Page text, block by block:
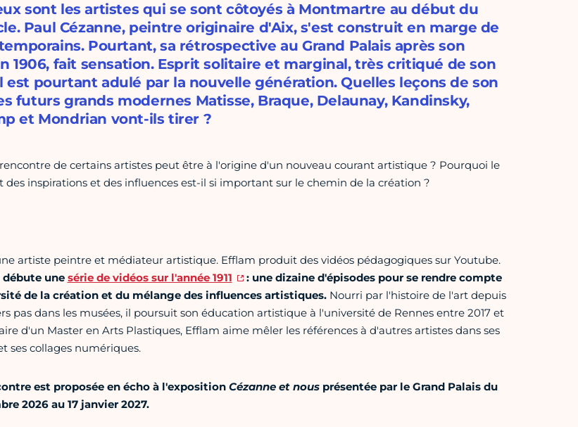
sont les artistes qui se sont côtoyés à Montmartre au début du
Paul Cézanne, peintre originaire d'Aix, s'est construit en marge de
Pourtant, sa rétrospective au Grand Palais après son
1906, fait sensation. Esprit solitaire et marginal, très critiqué de son
est pourtant adulé par la nouvelle génération. Quelles leçons de son
futurs grands modernes Matisse, Braque, Delaunay, Kandinsky,
et Mondrian vont-ils tirer ?
de certains artistes peut être à l'origine d'un nouveau courant artistique ? Pourquoi le
des inspirations et des influences est-il si important sur le chemin de la création ?
artiste peintre et médiateur artistique. Efflam produit des vidéos pédagogiques sur Youtube.
débute une série de vidéos sur l'année 1911
: une dizaine d'épisodes pour se rendre compte
de la création et du mélange des influences artistiques. Nourri par l'histoire de l'art depuis
pas dans les musées, il poursuit son éducation artistique à l'université de Rennes entre 2017 et
d'un Master en Arts Plastiques, Efflam aime mêler les références à d'autres artistes dans ses
ses collages numériques.
est proposée en écho à l'exposition Cézanne et nousprésentée par le Grand Palais du
2026 au 17 janvier 2027.